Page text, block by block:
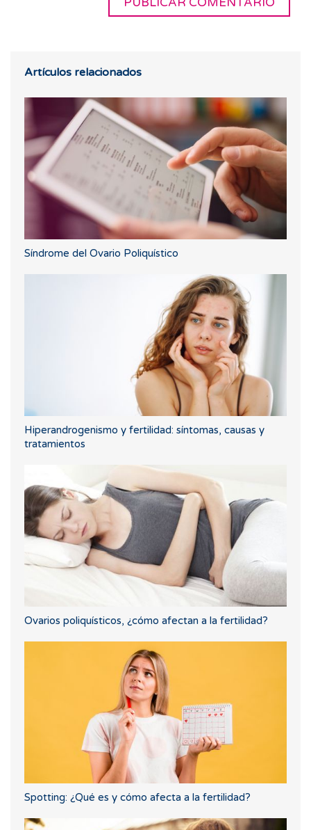
Artículos relacionados
Síndrome del Ovario Poliquístico
Hiperandrogenismo y fertilidad: síntomas, causas y
tratamientos
Ovarios poliquísticos, ¿cómo afectan a la fertilidad?
Spotting: ¿Qué es y cómo afecta a la fertilidad?